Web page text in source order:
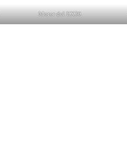
Motor del EX30